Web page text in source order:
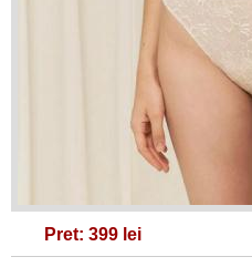
Pret: 399 lei